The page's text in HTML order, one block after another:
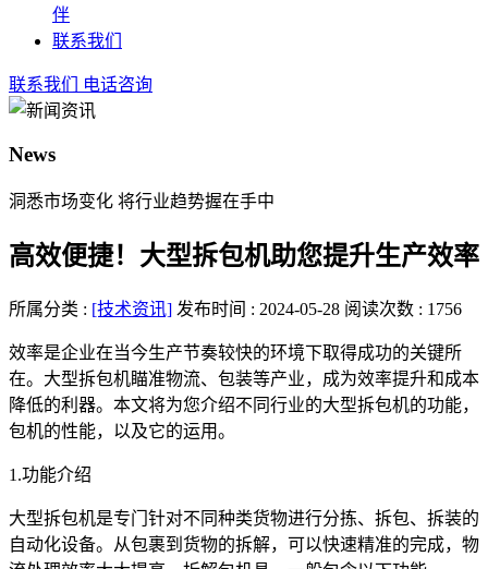
伴
联系我们
联系我们 电话咨询
News
洞悉市场变化 将行业趋势握在手中
高效便捷！大型拆包机助您提升生产效率
所属分类 : [技术资讯] 发布时间 : 2024-05-28 阅读次数 : 1756
效率是企业在当今生产节奏较快的环境下取得成功的关键所
在。大型拆包机瞄准物流、包装等产业，成为效率提升和成本
降低的利器。本文将为您介绍不同行业的大型拆包机的功能，
包机的性能，以及它的运用。
1.功能介绍
大型拆包机是专门针对不同种类货物进行分拣、拆包、拆装的
自动化设备。从包裹到货物的拆解，可以快速精准的完成，物